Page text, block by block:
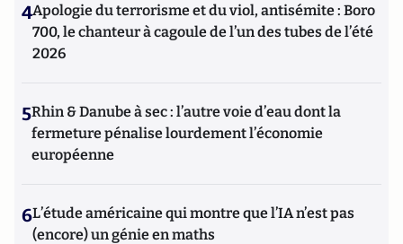
4Apologie du terrorisme et du viol, antisémite : Boro
700, le chanteur à cagoule de l’un des tubes de l’été
2026
5Rhin & Danube à sec : l’autre voie d’eau dont la
fermeture pénalise lourdement l’économie
européenne
6L’étude américaine qui montre que l’IA n’est pas
(encore) un génie en maths